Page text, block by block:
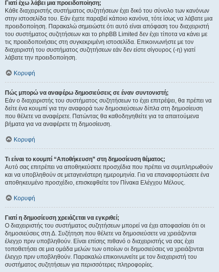
Γιατί έχω λάβει μια προειδοποίηση;
Κάθε διαχειριστής συστήματος συζητήσεων έχει δικό του σύνολο των κανόνων
στην ιστοσελίδα του. Εάν έχετε παραβεί κάποιο κανόνα, τότε ίσως να λάβατε μια
προειδοποίηση. Παρακαλώ σημειώστε ότι αυτό είναι απόφαση του διαχειριστή
του συστήματος συζητήσεων και το phpBB Limited δεν έχει τίποτα να κάνει με
τις προειδοποιήσεις στη συγκεκριμένη ιστοσελίδα. Επικοινωνήστε με τον
διαχειριστή του συστήματος συζητήσεων εάν δεν είστε σίγουρος (-η) γιατί
λάβατε την προειδοποίηση.
Κορυφή
Πώς μπορώ να αναφέρω δημοσιεύσεις σε έναν συντονιστή;
Εάν ο διαχειριστής του συστήματος συζητήσεων το έχει επιτρέψει, θα πρέπει να
δείτε ένα κουμπί για την αναφορά των δημοσιεύσεων δίπλα στη δημοσίευση
που θέλετε να αναφέρετε. Πατώντας θα καθοδηγηθείτε για τα απαιτούμενα
βήματα για να αναφέρετε τη δημοσίευση.
Κορυφή
Τι είναι το κουμπί “Αποθήκευση” στη δημοσίευση θέματος;
Αυτό σας επιτρέπει να αποθηκεύσετε προσχέδια που πρέπει να συμπληρωθούν
και να υποβληθούν σε μεταγενέστερη ημερομηνία. Για να επαναφορτώσετε ένα
αποθηκευμένο προσχέδιο, επισκεφθείτε τον Πίνακα Ελέγχου Μέλους.
Κορυφή
Γιατί η δημοσίευση χρειάζεται να εγκριθεί;
Ο διαχειριστής του συστήματος συζητήσεων μπορεί να έχει αποφασίσει ότι οι
δημοσιεύσεις στη Δ. Συζήτηση που θέλετε να δημοσιεύσετε να χρειάζονται
έλεγχο πριν υποβληθούν. Είναι επίσης πιθανό ο διαχειριστής να σας έχει
τοποθετήσει σε μια ομάδα μελών των οποίων οι δημοσιεύσεις να χρειάζονται
έλεγχο πριν υποβληθούν. Παρακαλώ επικοινωνείτε με τον διαχειριστή του
συστήματος συζητήσεων για περισσότερες πληροφορίες.